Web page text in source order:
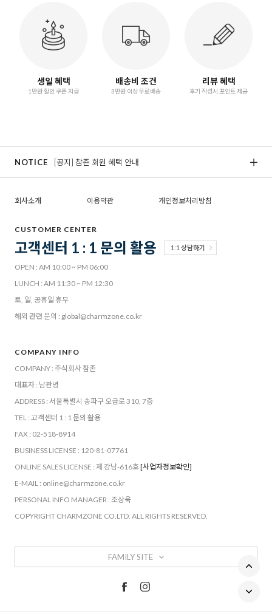
생일 혜택
1만원 할인 쿠폰 지급
배송비 조건
3만원 이상 무료배송
리뷰 혜택
후기 작성시 포인트 제공
NOTICE [공지] 참존 회원 혜택 안내
회사소개 이용약관 개인정보처리방침
CUSTOMER CENTER
고객센터 1 : 1 문의 활용 1:1 상담하기
OPEN : AM 10:00 ~ PM 06:00
LUNCH : AM 11:30 ~ PM 12:30
토, 일, 공휴일 휴무
해외 관련 문의 : global@charmzone.co.kr
COMPANY INFO
COMPANY : 주식회사 참존
대표자 : 남관녕
ADDRESS : 서울특별시 송파구 오금로 310, 7층
TEL : 고객센터 1 : 1 문의 활용
FAX : 02-518-8914
BUSINESS LICENSE : 120-81-07761
ONLINE SALES LICENSE : 제 강남-616호[사업자정보확인]
E-MAIL : online@charmzone.co.kr
PERSONAL INFO MANAGER : 조상욱
COPYRIGHT CHARMZONE CO.LTD. ALL RIGHTS RESERVED.
FAMILY SITE